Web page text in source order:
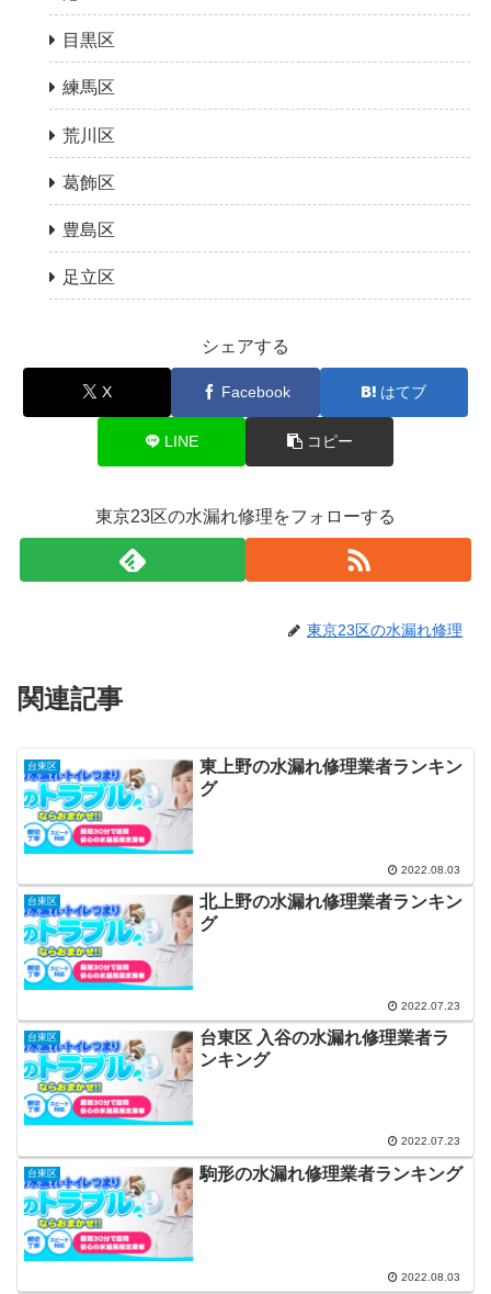
目黒区
練馬区
荒川区
葛飾区
豊島区
足立区
シェアする
X Facebook はてブ
LINE コピー
東京23区の水漏れ修理をフォローする
東京23区の水漏れ修理
関連記事
台東区
東上野の水漏れ修理業者ランキン
グ
2022.08.03
台東区
北上野の水漏れ修理業者ランキン
グ
2022.07.23
台東区
台東区 入谷の水漏れ修理業者ラ
ンキング
2022.07.23
台東区 駒形の水漏れ修理業者ランキング
2022.08.03